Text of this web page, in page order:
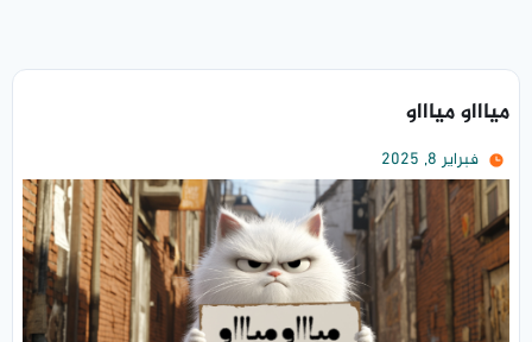
مياااو مياااو
فبراير 8, 2025